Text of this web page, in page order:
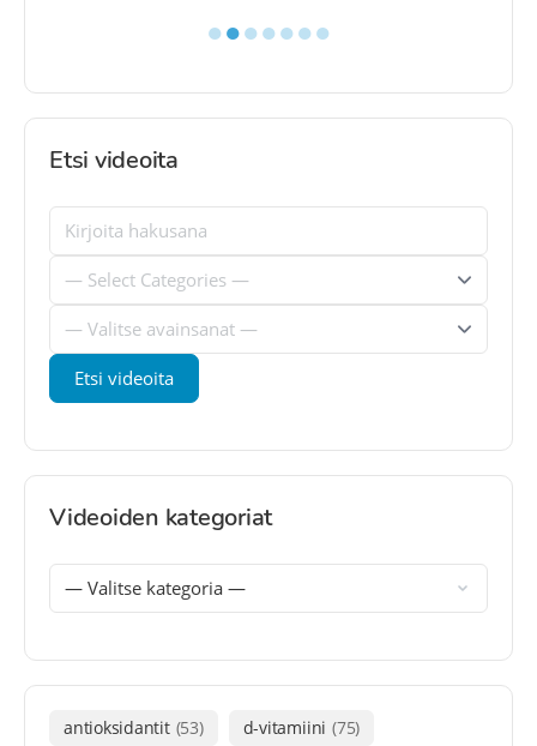
●●●●●●●
Etsi videoita
Videoiden kategoriat
antioksidantit (53) d-vitamiini (75)